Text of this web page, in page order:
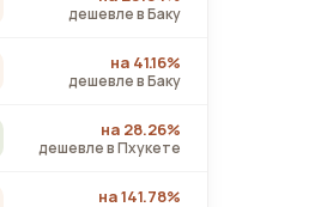
дешевле в Баку
на 41.16%
дешевле в Баку
на 28.26%
дешевле в Пхукете
на 141.78%